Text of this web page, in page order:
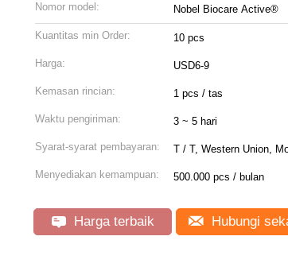
Nomor model: Nobel Biocare Active®
Kuantitas min Order: 10 pcs
Harga: USD6-9
Kemasan rincian: 1 pcs / tas
Waktu pengiriman: 3 ~ 5 hari
Syarat-syarat pembayaran: T / T, Western Union,
Menyediakan kemampuan: 500.000 pcs / bulan
Harga terbaik Hubungi